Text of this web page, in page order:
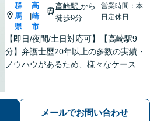
群
馬
県
高
崎
市
高崎駅から
徒歩9分
営業時間：本
日定休日
【即日/夜間/土日対応可】【高崎駅9
分】弁護士歴20年以上の多数の実績・
ノウハウがあるため、様々なケースで
験・ノウハウを活かして共同して取り
組んでいきます。メールでお問い合わせ